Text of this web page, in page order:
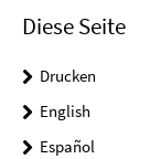
Diese Seite
Drucken
English
Español